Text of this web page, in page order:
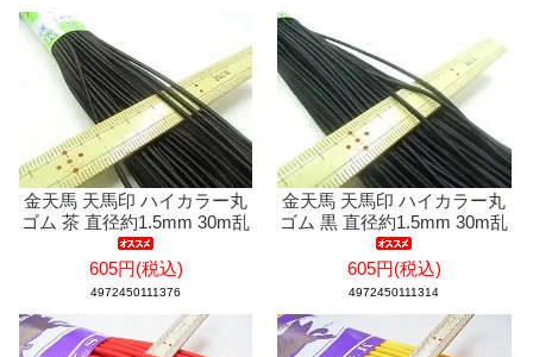
金天馬 天馬印 ハイカラー丸
ゴム 茶 直径約1.5mm 30m乱
605円(税込)
4972450111376
金天馬 天馬印 ハイカラー丸
ゴム 黒 直径約1.5mm 30m乱
605円(税込)
4972450111314